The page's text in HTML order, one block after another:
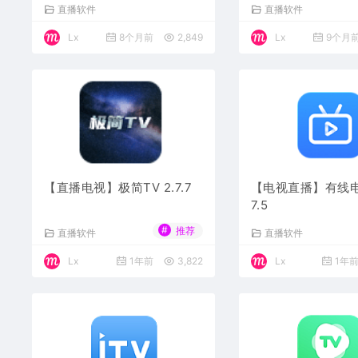
直播软件
Lx 8个月前 2,849
直播软件
Lx 9个月
【直播电视】极简TV 2.7.7
直播软件 # 推荐
Lx 1年前 3,822
【电视直播】有线
7.5
直播软件
Lx 1年前